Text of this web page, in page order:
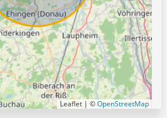
Leaflet | ©OpenStreetMap